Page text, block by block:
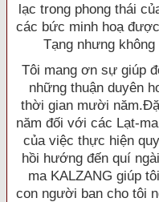
lạc trong phong thái
các bức minh hoạ
Tạng nhưng
Tôi mang ơn sự giúp
những thuận duyên
thời gian mười
năm đối với các Lạt-
của việc thực hiện
hồi hướng đến quí
ma KALZANG giúp
con người ban cho tôi